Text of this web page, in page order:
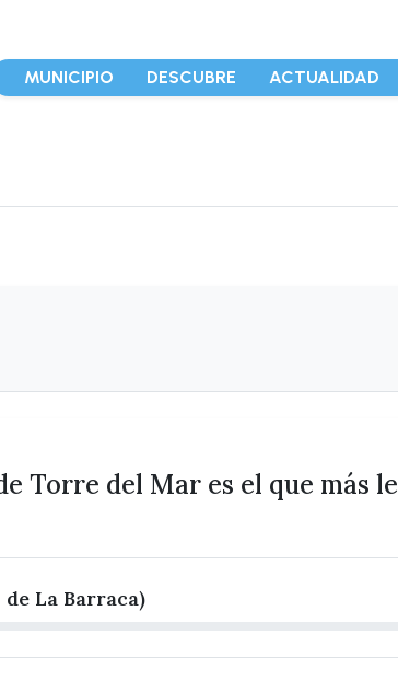
MUNICIPIO DESCUBRE ACTUALIDAD
Torre del Mar es el que más le
La Barraca)